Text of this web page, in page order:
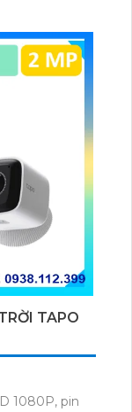
tối đa 512
TAPO
1080P, pin